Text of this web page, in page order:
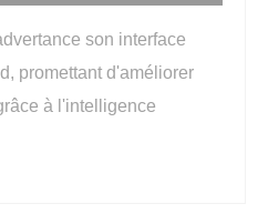
son interface
promettant d'améliorer
à l'intelligence